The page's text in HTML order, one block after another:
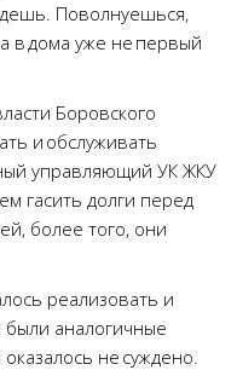
Поволнуешься,
в дома уже не первый
Боровского
и обслуживать
управляющий УК ЖКУ
гасить долги перед
более того, они
реализовать и
были аналогичные
не суждено.